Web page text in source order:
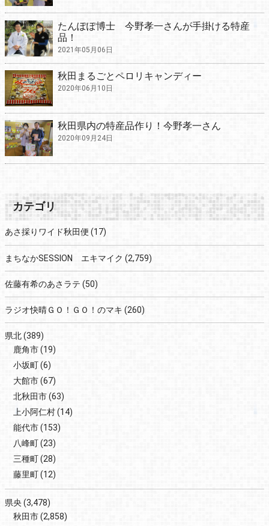
たんぽぽ博士 今野孝一さんが手掛ける特産
品！
2021年05月06日
秋田まるごとペロリキャンディー
2020年06月10日
秋田県内の特産品作り！今野孝一さん
2020年09月24日
カテゴリ
あさ採りワイド秋田便 (17)
まちなかSESSION エキマイク (2,759)
佐藤有希のあさラテ (50)
ラジオ快晴ＧＯ！ＧＯ！のマキ (260)
県北(389)
鹿角市(19)
小坂町(6)
大館市(67)
北秋田市(63)
上小阿仁村(14)
能代市(153)
八峰町(23)
三種町(28)
藤里町(12)
県央(3,478)
秋田市(2,858)